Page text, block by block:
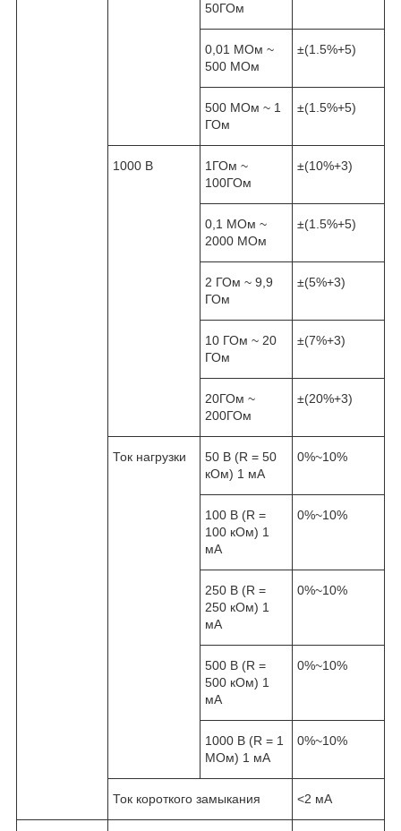
50ГОм
0,01 МОм ~
500 МОм
±(1.5%+5)
500 МОм ~ 1
ГОм
±(1.5%+5)
1000 В
1ГОм ~
100ГОм
±(10%+3)
0,1 МОм ~
2000 МОм
±(1.5%+5)
2 ГОм ~ 9,9
ГОм
±(5%+3)
10 ГОм ~ 20
ГОм
±(7%+3)
20ГОм ~
200ГОм
±(20%+3)
Ток нагрузки
50 В (R = 50
кОм) 1 мА
0%~10%
100 В (R =
100 кОм) 1
мА
0%~10%
250 В (R =
250 кОм) 1
мА
0%~10%
500 В (R =
500 кОм) 1
мА
0%~10%
1000 В (R = 1
МОм) 1 мА
0%~10%
Ток короткого замыкания <2 мА